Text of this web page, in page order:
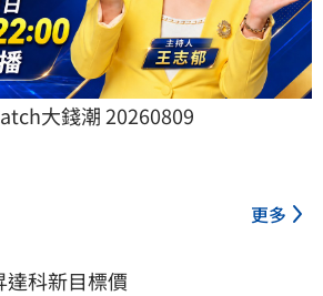
大錢潮 20260809
更多
科新目標價